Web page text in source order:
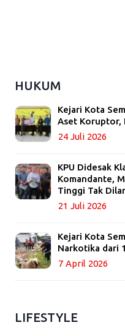
HUKUM
Kejari Kota
Aset Koruptor,
24 Juli 2026
KPU Didesak
Komandante,
Tinggi Tak
21 Juli 2026
Kejari Kota
Narkotika dari
7 April 2026
LIFESTYLE